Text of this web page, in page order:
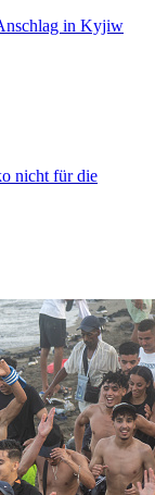
in Kyjiw
nicht für die